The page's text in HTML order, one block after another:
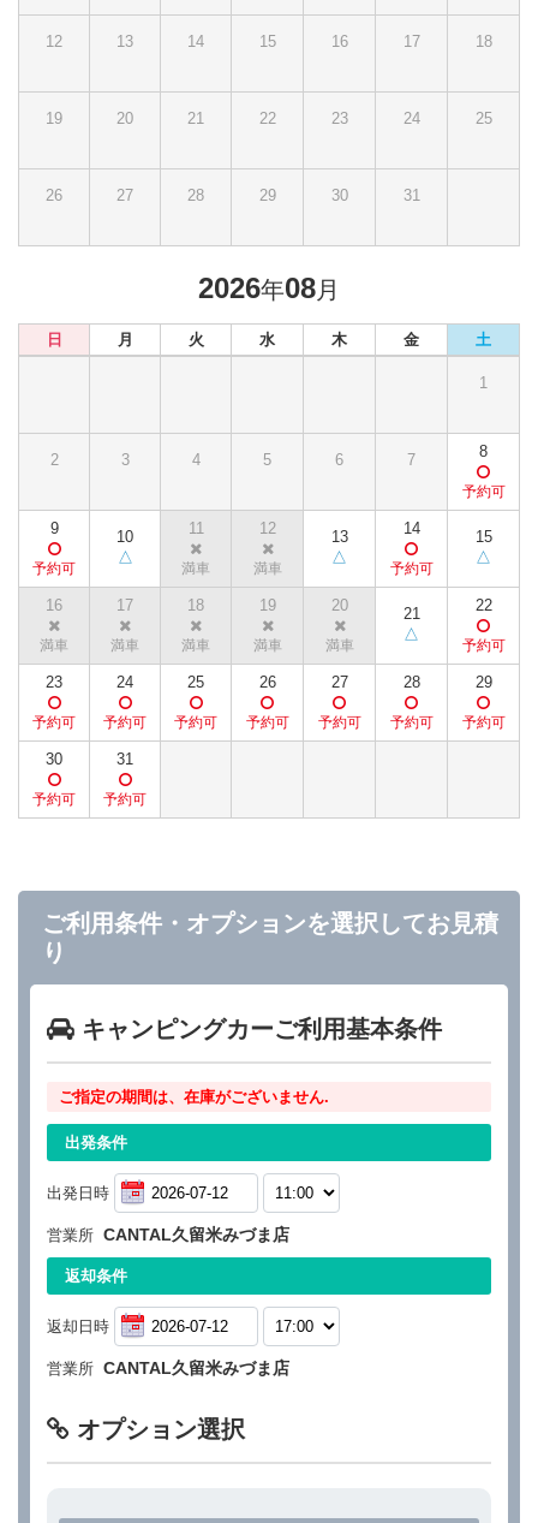
12 13 14 15 16 17 18
19 20 21 22 23 24 25
26 27 28 29 30 31
2026年08月
日 月 火 水 木 金 土
1
2 3 4 5 6 7 8
9 10 11 12 13 14 15
16 17 18 19 20 21 22
23 24 25 26 27 28 29
30 31
ご利用条件・オプションを選択してお見積
り
キャンピングカーご利用基本条件
ご指定の期間は、在庫がございません.
出発条件
出発日時
営業所 CANTAL久留米みづま店
返却条件
返却日時
営業所 CANTAL久留米みづま店
オプション選択